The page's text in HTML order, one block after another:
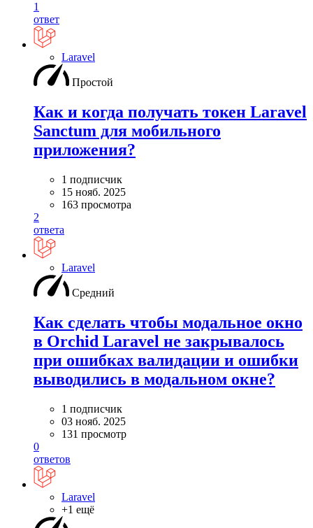
1
ответ
Laravel
Простой
Как и когда получать токен Laravel
Sanctum для мобильного
приложения?
1 подписчик
15 нояб. 2025
163 просмотра
2
ответа
Laravel
Средний
Как сделать чтобы модальное окно
в Orchid Laravel не закрывалось
при ошибках валидации и ошибки
выводились в модальном окне?
1 подписчик
03 нояб. 2025
131 просмотр
0
ответов
Laravel
+1 ещё